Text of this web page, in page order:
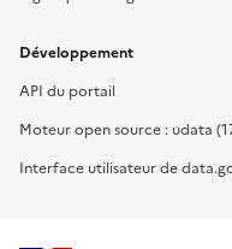
Développement
API du portail
Moteur open source : udata
Interface utilisateur de